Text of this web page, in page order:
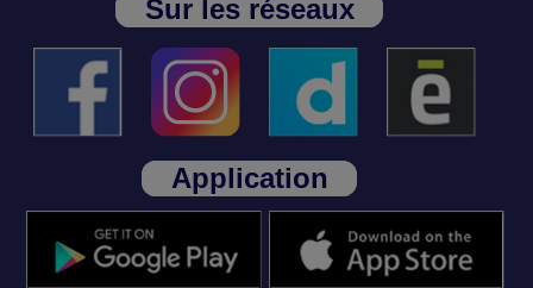
Sur les réseaux
Application